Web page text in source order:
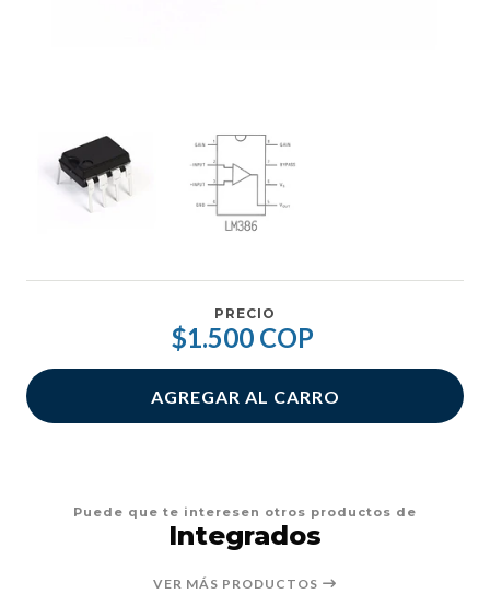
PRECIO
$1.500 COP
AGREGAR AL CARRO
Puede que te interesen otros productos de
Integrados
VER MÁS PRODUCTOS